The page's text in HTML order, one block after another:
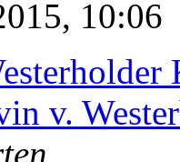
10:06
v.